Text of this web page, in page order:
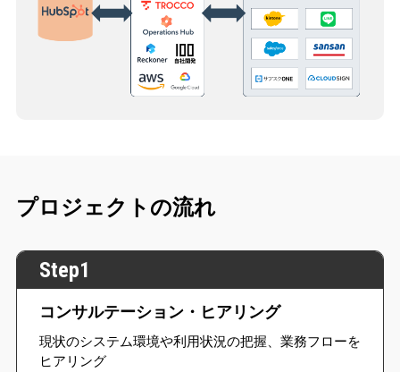
プロジェクトの流れ
Step1
コンサルテーション・ヒアリング
現状のシステム環境や利用状況の把握、業務フローを
ヒアリング